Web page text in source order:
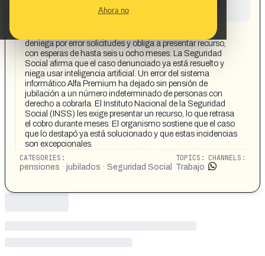
Ahora no
deniega por error solicitudes y obliga a presentar recurso,
con esperas de hasta seis u ocho meses. La Seguridad
Social afirma que el caso denunciado ya está resuelto y
niega usar inteligencia artificial. Un error del sistema
informático Alfa Premium ha dejado sin pensión de
jubilación a un número indeterminado de personas con
derecho a cobrarla. El Instituto Nacional de la Seguridad
Social (INSS) les exige presentar un recurso, lo que retrasa
el cobro durante meses. El organismo sostiene que el caso
que lo destapó ya está solucionado y que estas incidencias
son excepcionales.
CATEGORIES:
pensiones · jubilados · Seguridad Social
TOPICS:
Trabajo
CHANNELS: